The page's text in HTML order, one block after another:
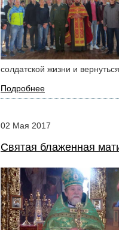
солдатской жизни и
Подробнее
02 Мая 2017
Святая блаженная